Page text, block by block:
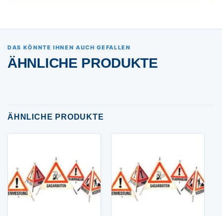
DAS KÖNNTE IHNEN AUCH GEFALLEN
ÄHNLICHE PRODUKTE
ÄHNLICHE PRODUKTE